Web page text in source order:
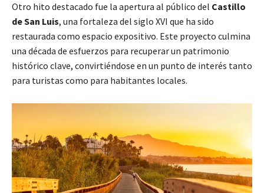
Otro hito destacado fue la apertura al público del Castillo
de San Luis, una fortaleza del siglo XVI que ha sido
restaurada como espacio expositivo. Este proyecto culmina
una década de esfuerzos para recuperar un patrimonio
histórico clave, convirtiéndose en un punto de interés tanto
para turistas como para habitantes locales.